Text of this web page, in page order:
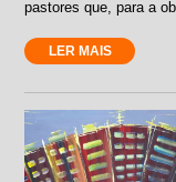
pastores que, para a
LER MAIS